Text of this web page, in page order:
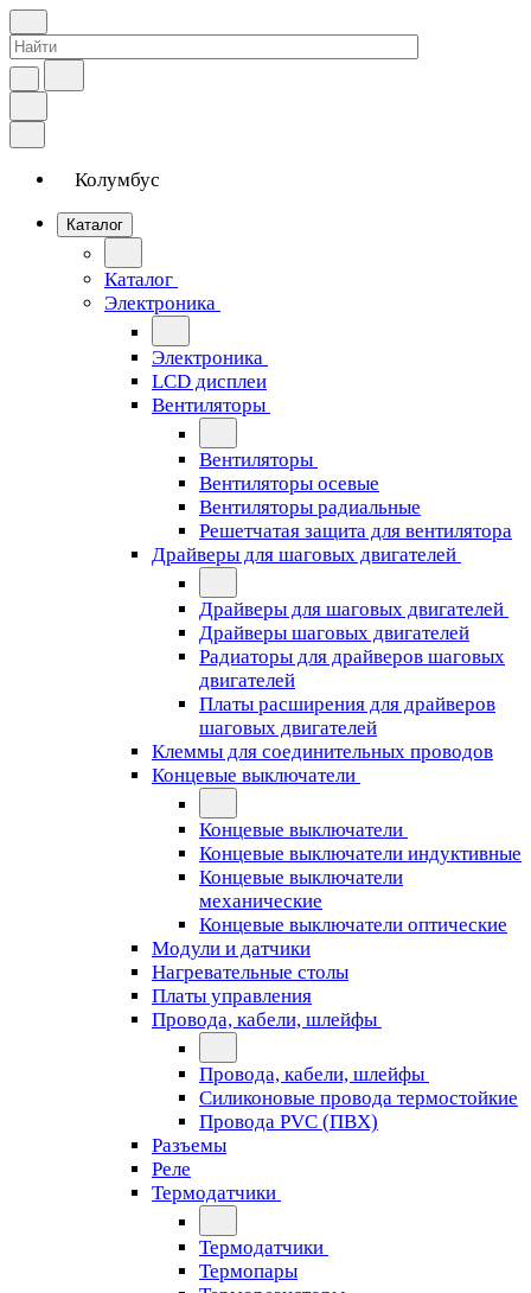
Колумбус
Каталог
Каталог
Электроника
Электроника
LCD дисплеи
Вентиляторы
Вентиляторы
Вентиляторы осевые
Вентиляторы радиальные
Решетчатая защита для вентилятора
Драйверы для шаговых двигателей
Драйверы для шаговых двигателей
Драйверы шаговых двигателей
Радиаторы для драйверов шаговых
двигателей
Платы расширения для драйверов
шаговых двигателей
Клеммы для соединительных проводов
Концевые выключатели
Концевые выключатели
Концевые выключатели индуктивные
Концевые выключатели
механические
Концевые выключатели оптические
Модули и датчики
Нагревательные столы
Платы управления
Провода, кабели, шлейфы
Провода, кабели, шлейфы
Силиконовые провода термостойкие
Провода PVC (ПВХ)
Разъемы
Реле
Термодатчики
Термодатчики
Термопары